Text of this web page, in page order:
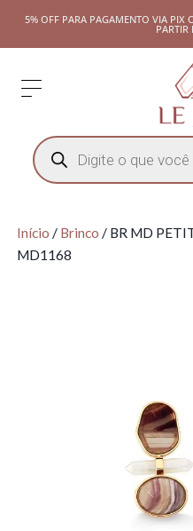
5% OFF PARA PAGAMENTO VIA PIX
PARTIR
Início / Brinco / BR MD
MD1168